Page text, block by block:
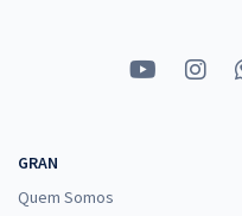
GRAN
Quem Somos